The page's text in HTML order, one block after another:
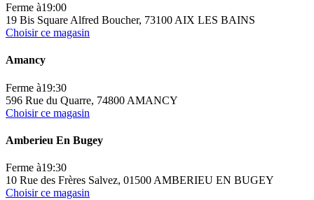
Ferme à19:00
19 Bis Square Alfred Boucher, 73100 AIX LES BAINS
Choisir ce magasin
Amancy
Ferme à19:30
596 Rue du Quarre, 74800 AMANCY
Choisir ce magasin
Amberieu En Bugey
Ferme à19:30
10 Rue des Frères Salvez, 01500 AMBERIEU EN BUGEY
Choisir ce magasin